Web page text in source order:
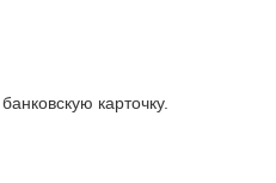
карточку.